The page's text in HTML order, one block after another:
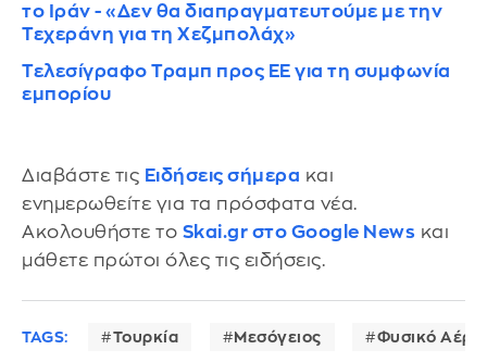
το Ιράν - «Δεν θα διαπραγματευτούμε με την
Τεχεράνη για τη Χεζμπολάχ»
Τελεσίγραφο Τραμπ προς ΕΕ για τη συμφωνία
εμπορίου
Διαβάστε τις Ειδήσεις σήμερα και
ενημερωθείτε για τα πρόσφατα νέα.
Ακολουθήστε το Skai.gr στο Google News και
μάθετε πρώτοι όλες τις ειδήσεις.
TAGS: Τουρκία Μεσόγειος Φυσικό Αέριο